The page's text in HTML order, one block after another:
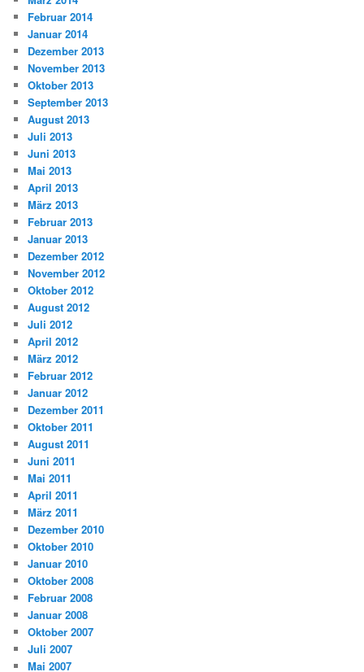
Februar 2014
Januar 2014
Dezember 2013
November 2013
Oktober 2013
September 2013
August 2013
Juli 2013
Juni 2013
Mai 2013
April 2013
März 2013
Februar 2013
Januar 2013
Dezember 2012
November 2012
Oktober 2012
August 2012
Juli 2012
April 2012
März 2012
Februar 2012
Januar 2012
Dezember 2011
Oktober 2011
August 2011
Juni 2011
Mai 2011
April 2011
März 2011
Dezember 2010
Oktober 2010
Januar 2010
Oktober 2008
Februar 2008
Januar 2008
Oktober 2007
Juli 2007
Mai 2007